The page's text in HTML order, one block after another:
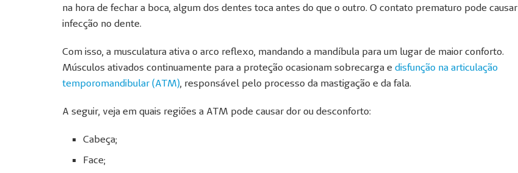
na hora de fechar a boca, algum dos dentes toca antes do que o outro. O contato prematuro pode causar
infecção no dente.
Com isso, a musculatura ativa o arco reflexo, mandando a mandíbula para um lugar de maior conforto.
Músculos ativados continuamente para a proteção ocasionam sobrecarga e disfunção na articulação
temporomandibular (ATM), responsável pelo processo da mastigação e da fala.
A seguir, veja em quais regiões a ATM pode causar dor ou desconforto:
Cabeça;
Face;